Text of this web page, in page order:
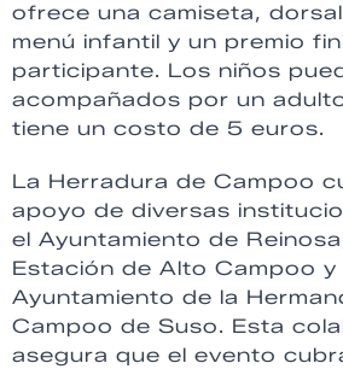
ofrece una camiseta,
menú infantil y un premio
participante. Los niños
acompañados por un
tiene un costo de 5 euros.
La Herradura de Campoo
apoyo de diversas
el Ayuntamiento de
Estación de Alto Campoo y
Ayuntamiento de la
Campoo de Suso. Esta
asegura que el evento